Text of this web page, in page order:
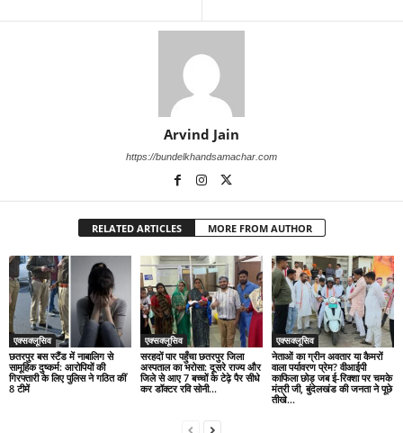
Arvind Jain
https://bundelkhandsamachar.com
RELATED ARTICLES MORE FROM AUTHOR
एक्सक्लूसिव
छतरपुर बस स्टैंड में नाबालिग से
सामूहिक दुष्कर्म: आरोपियों की
गिरफ्तारी के लिए पुलिस ने गठित कीं
8 टीमें
एक्सक्लूसिव
सरहदों पार पहुँचा छतरपुर जिला
अस्पताल का भरोसा: दूसरे राज्य और
जिले से आए 7 बच्चों के टेढ़े पैर सीधे
कर डॉक्टर रवि सोनी...
एक्सक्लूसिव
नेताओं का ग्रीन अवतार या कैमरों
वाला पर्यावरण प्रेम? वीआईपी
काफिला छोड़ जब ई-रिक्शा पर चमके
मंत्री जी, बुंदेलखंड की जनता ने पूछे
तीखे...